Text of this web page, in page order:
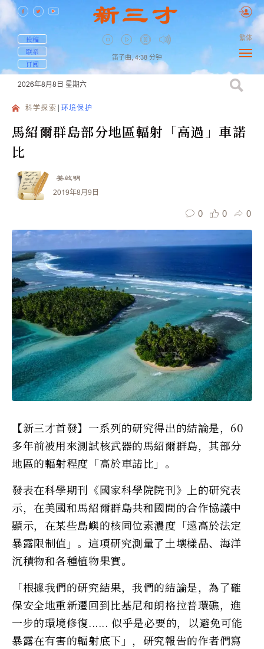
投稿
联系
订阅
笛子曲, 4:38 分钟
繁体
2026年8月8日 星期六
科学探索 环境保护
馬紹爾群島部分地區輻射「高過」車諾
比
姜啟明
2019年8月9日
0 0 0
【新三才首發】一系列的研究得出的結論是，60
多年前被用來測試核武器的馬紹爾群島，其部分
地區的輻射程度「高於車諾比」。
發表在科學期刊《國家科學院院刊》上的研究表
示，在美國和馬紹爾群島共和國間的合作協議中
顯示，在某些島嶼的核同位素濃度「遠高於法定
暴露限制值」。這項研究測量了土壤樣品、海洋
沉積物和各種植物果實。
「根據我們的研究結果，我們的結論是，為了確
保安全地重新遷回到比基尼和朗格拉普環礁，進
一步的環境修復...... 似乎是必要的，以避免可能
暴露在有害的輻射底下」，研究報告的作者們寫